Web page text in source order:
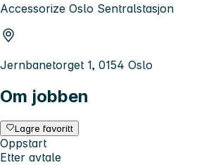
Accessorize Oslo Sentralstasjon
Jernbanetorget 1, 0154 Oslo
Om jobben
Lagre favoritt
Oppstart
Etter avtale